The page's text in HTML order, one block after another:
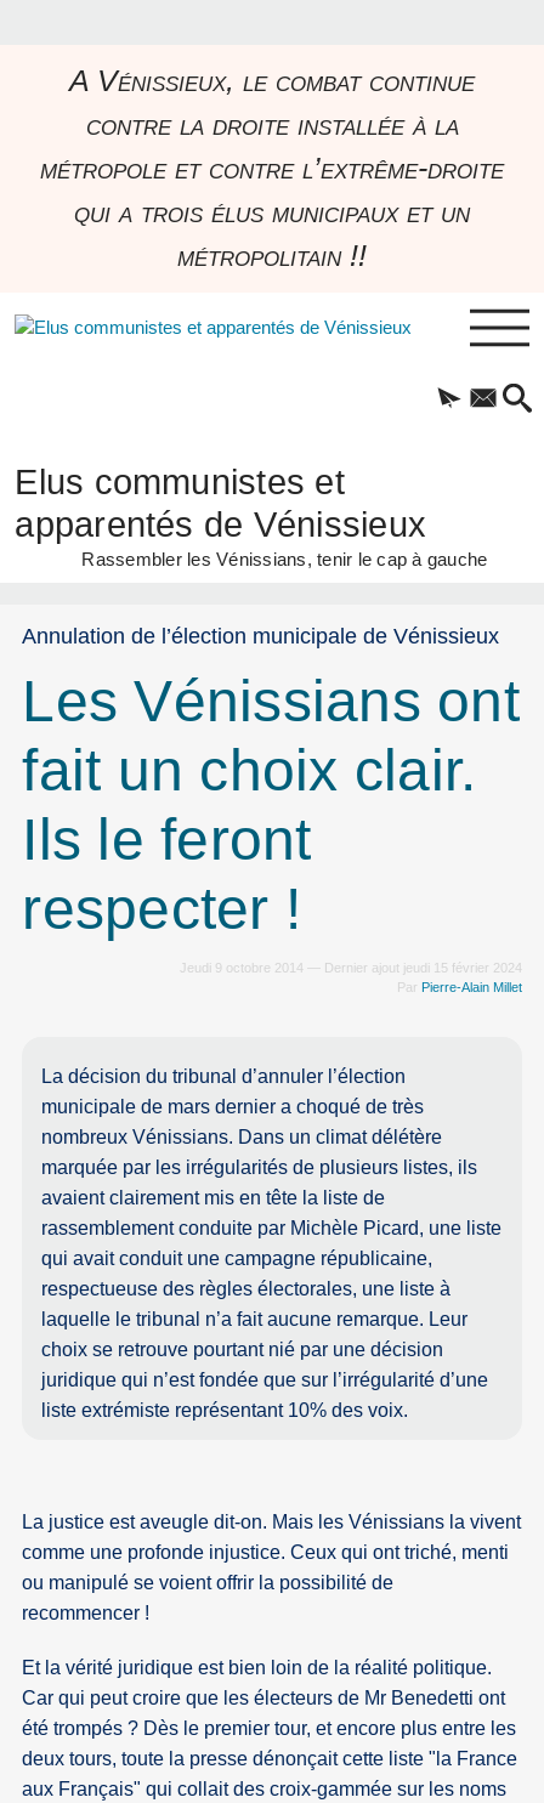
A Vénissieux, le combat continue
contre la droite installée à la
métropole et contre l’extrême-droite
qui a trois élus municipaux et un
métropolitain !!
Elus communistes et
apparentés de Vénissieux
Rassembler les Vénissians, tenir le cap à gauche
Annulation de l’élection municipale de Vénissieux
Les Vénissians ont
fait un choix clair.
Ils le feront
respecter !
Jeudi 9 octobre 2014 — Dernier ajout jeudi 15 février 2024
Par Pierre-Alain Millet
La décision du tribunal d’annuler l’élection
municipale de mars dernier a choqué de très
nombreux Vénissians. Dans un climat délétère
marquée par les irrégularités de plusieurs listes, ils
avaient clairement mis en tête la liste de
rassemblement conduite par Michèle Picard, une liste
qui avait conduit une campagne républicaine,
respectueuse des règles électorales, une liste à
laquelle le tribunal n’a fait aucune remarque. Leur
choix se retrouve pourtant nié par une décision
juridique qui n’est fondée que sur l’irrégularité d’une
liste extrémiste représentant 10% des voix.
La justice est aveugle dit-on. Mais les Vénissians la vivent
comme une profonde injustice. Ceux qui ont triché, menti
ou manipulé se voient offrir la possibilité de
recommencer !
Et la vérité juridique est bien loin de la réalité politique.
Car qui peut croire que les électeurs de Mr Benedetti ont
été trompés ? Dès le premier tour, et encore plus entre les
deux tours, toute la presse dénonçait cette liste "la France
aux Français" qui collait des croix-gammée sur les noms